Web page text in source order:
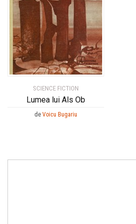
SCIENCE FICTION
Lumea lui Als Ob
de Voicu Bugariu